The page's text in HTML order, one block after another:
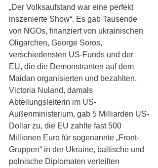
„Der Volksaufstand war eine perfekt
inszenierte Show“. Es gab Tausende
von NGOs, finanziert von ukrainischen
Oligarchen, George Soros,
verschiedensten US-Funds und der
EU, die die Demonstranten auf dem
Maidan organisierten und bezahlten.
Victoria Nuland, damals
Abteilungsleiterin im US-
Außenministerium, gab 5 Milliarden US-
Dollar zu, die EU zahlte fast 500
Millionen Euro für sogenannte „Front-
Gruppen“ in der Ukraine, baltische und
polnische Diplomaten verteilten